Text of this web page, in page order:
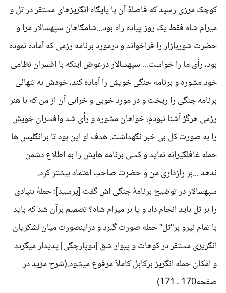
کوچک مرزی رسید که فاصلۀ آن با پایگاه انگریزهای مستقر در تل و
میرام شاه فقط یک روز پیاده راه بود...شامگاهان سپهسالار مرا و
حضرت شوربازار را فراخواند و درمورد برنامه رزمی که آماده نموده
بود، رأی ما را خواست... سپهسالار درعوض اینکه با افسران نظامی
خود مشوره و برنامه جنگی خویش را آماده کند، خودش به تنهائی
برنامه جنگی را ریخت و در مورد خوبی و خرابی آن از من که با هنر
رزمی هرگز آشنا نبودم، خواهان مشوره و رأی شد وافسران خویش
را به صورت کل بی خبر نگهداشت. هدف او این بود تا برانگلیس ها
حمله غافلگیرانه نماید و کسی برنامه هایش را به اطلاع دشمن
ندهد ...بر رازداری من و حضرت صاحب اعتماد بیشتر کرد.
سپهسالار در توضیح برنامۀ جنگی اش گفت [پرسید]: حملۀ بنیادی
را بر تل باید انجام داد و یا بر میرام شاه؟ تصمیم برآن شد که باید
با تمام نیرو بر"تل" حمله صورت گیرد و دراینصورت میان لشکریان
انگریزی مستقر در کوهات و پیوار شق [دوپارچگی] پدیدار میگردد
و امکان حمله انگریز برکابل کاملاً مرفوع میشود.(شرح مزید در
صفحه170 ـ 171)